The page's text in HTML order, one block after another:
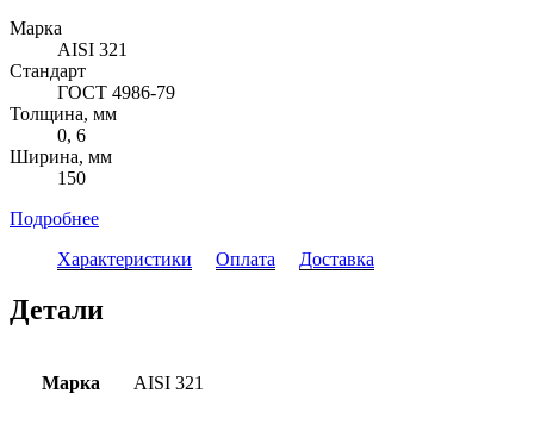
Марка
AISI 321
Стандарт
ГОСТ 4986-79
Толщина, мм
0, 6
Ширина, мм
150
Подробнее
Характеристики
Оплата Доставка
Детали
Марка AISI 321